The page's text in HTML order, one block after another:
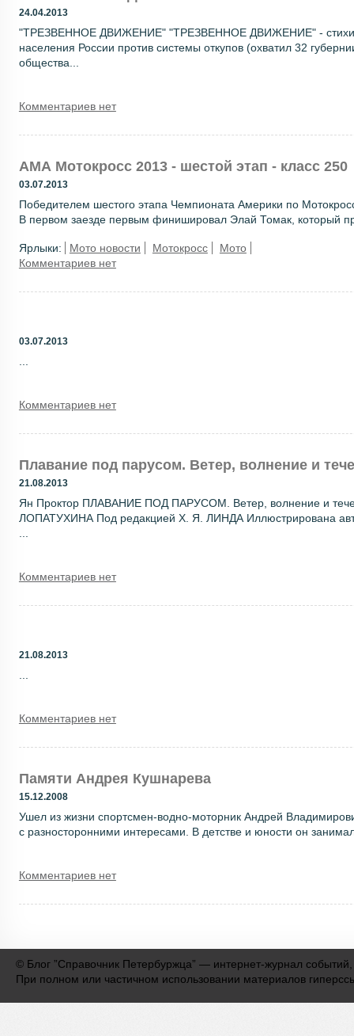
24.04.2013
"ТРЕЗВЕННОЕ ДВИЖЕНИЕ" "ТРЕЗВЕННОЕ ДВИЖЕНИЕ" -
населения России против системы откупов (охватил 32
общества...
Комментариев нет
АМА Мотокросс 2013 - шестой этап - класс 250
03.07.2013
Победителем шестого этапа Чемпионата Америки по
В первом заезде первым финишировал Элай Томак, который
Ярлыки: Мото новости Мотокросс
Мото
Комментариев нет
03.07.2013
Комментариев нет
Плавание под парусом. Ветер, волнение и
21.08.2013
Ян Проктор ПЛАВАНИЕ ПОД ПАРУСОМ. Ветер, волнение и
ЛОПАТУХИНА Под редакцией X. Я. ЛИНДА Иллюстрирована
Комментариев нет
21.08.2013
Комментариев нет
Памяти Андрея Кушнарева
15.12.2008
Ушел из жизни спортсмен-водно-моторник Андрей
с разносторонними интересами. В детстве и юности он
Комментариев нет
© Блог ”Справочник Петербуржца” — интернет-журнал
При полном или частичном использовании материалов